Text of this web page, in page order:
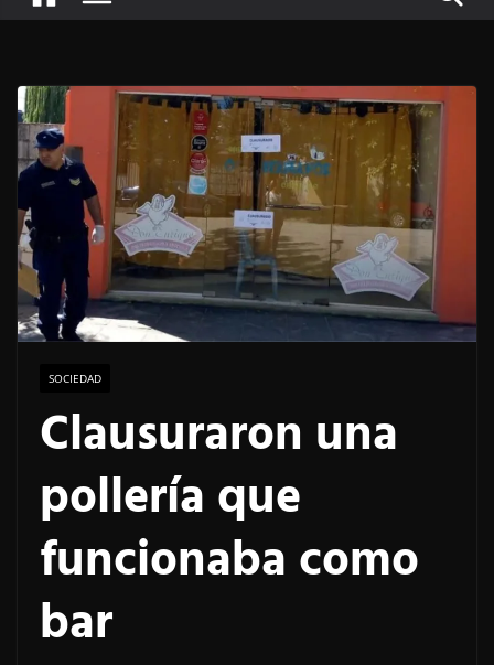
SOCIEDAD
Clausuraron una
pollería que
funcionaba como
bar